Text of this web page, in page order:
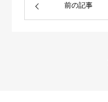
前の記事